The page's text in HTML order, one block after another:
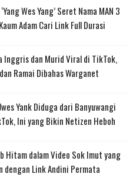
Wes Yang’ Seret Nama MAN 3
Adam Cari Link Full Durasi
Inggris dan Murid Viral di TikTok,
Ramai Dibahas Warganet
Yank Diduga dari Banyuwangi
Ini yang Bikin Netizen Heboh
Hitam dalam Video Sok Imut yang
Link Andini Permata